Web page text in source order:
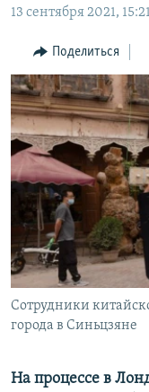
ЎЗБЕКЧА
ТОҶИКӢ
TÜRKMENÇE
Все сайты РСЕ/РС
13 сентября 2021, 15:21
Поделиться
Сотрудники
города в Синьцзяне
На процессе в